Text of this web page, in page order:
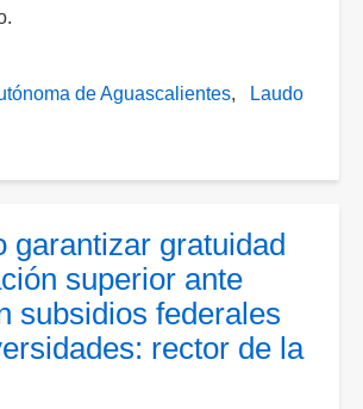
de Aguascalientes
Laudo
garantizar gratuidad
superior ante
subsidios federales
rector de la